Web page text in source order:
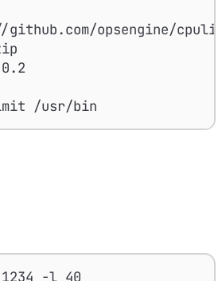
opsengine/
/usr/bin
-l 40